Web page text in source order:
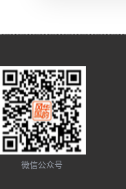
微信公众号